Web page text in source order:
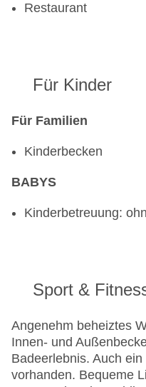
Restaurant
Für Kinder
Für Familien
Kinderbecken
BABYS
Kinderbetreuung:
Sport &
Angenehm beheiztes
Innen- und
Badeerlebnis. Auch
vorhanden. Bequeme